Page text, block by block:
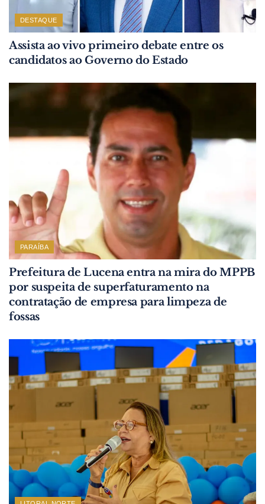
DESTAQUE
Assista ao vivo primeiro debate entre os
candidatos ao Governo do Estado
PARAÍBA
Prefeitura de Lucena entra na mira do MPPB
por suspeita de superfaturamento na
contratação de empresa para limpeza de
fossas